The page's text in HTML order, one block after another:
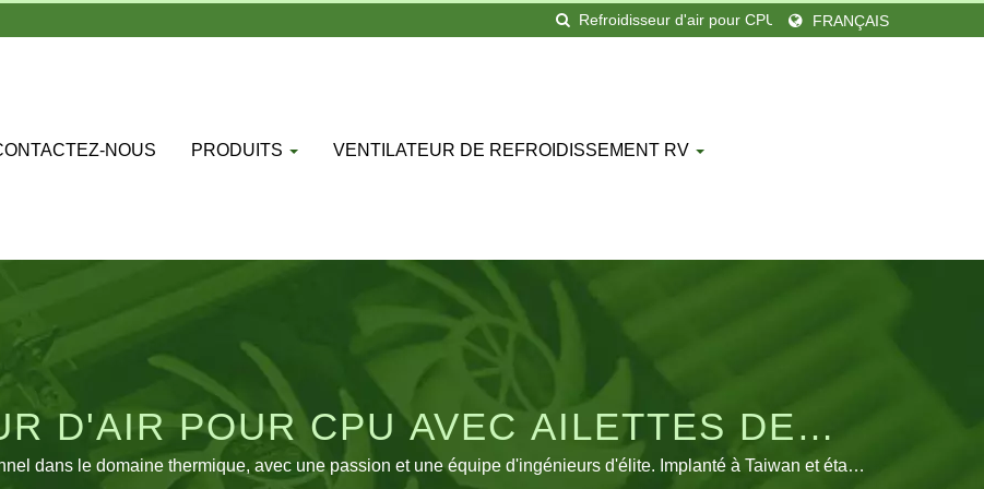
FRANÇAIS
NOUS PRODUITS VENTILATEUR DE REFROIDISSEMENT RV
D'AIR POUR CPU AVEC AILETTES DE
EN ALUMINIUMRECHERCHÉ |
dans le domaine thermique, avec une passion et une équipe d'ingénieurs d'élite. Implanté à Taiwan et établi